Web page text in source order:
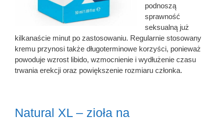
podnoszą
sprawność
seksualną już
kilkanaście minut po zastosowaniu. Regularnie stosowany
kremu przynosi także długoterminowe korzyści, ponieważ
powoduje wzrost libido, wzmocnienie i wydłużenie czasu
trwania erekcji oraz powiększenie rozmiaru członka.
Natural XL – zioła na